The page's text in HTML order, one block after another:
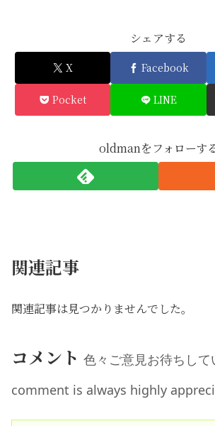
シェアする
X Facebook
Pocket LINE
oldmanをフォローす
関連記事
関連記事は見つかりませんでした。
コメント 色々ご意見お待ちし
comment is always highly